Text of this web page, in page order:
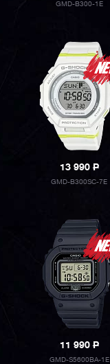
GMD-B300-1E
13 990P
GMD-B300SC-7E
11 990P
GMD-S5600BA-1E